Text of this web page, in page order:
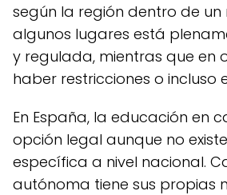
según la región dentro de un
algunos lugares está
y regulada, mientras que en
haber restricciones o incluso
En España, la educación en
opción legal aunque no
específica a nivel nacional.
autónoma tiene sus propias